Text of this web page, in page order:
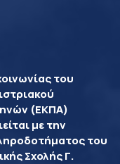
του
(ΕΚΠΑ)
με την
του
Σχολής Γ.